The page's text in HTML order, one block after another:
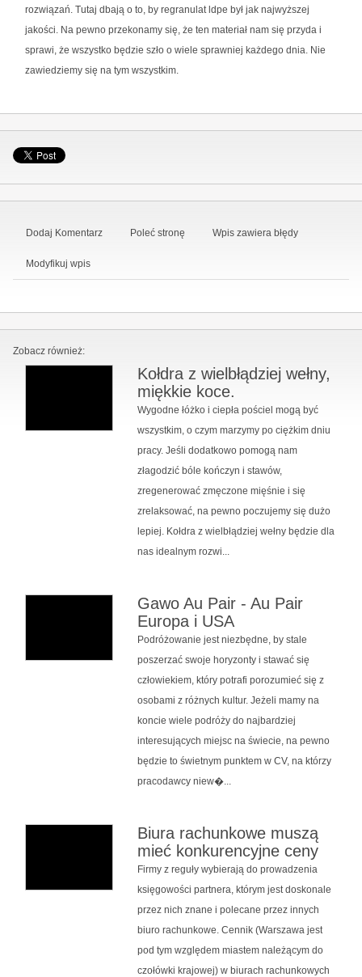
rozwiązań. Tutaj dbają o to, by regranulat ldpe był jak najwyższej
jakości. Na pewno przekonamy się, że ten materiał nam się przyda i
sprawi, że wszystko będzie szło o wiele sprawniej każdego dnia. Nie
zawiedziemy się na tym wszystkim.
Dodaj Komentarz Poleć stronę Wpis zawiera błędy
Modyfikuj wpis
Zobacz również:
Kołdra z wielbłądziej wełny,
miękkie koce.
Wygodne łóżko i ciepła pościel mogą być
wszystkim, o czym marzymy po ciężkim dniu
pracy. Jeśli dodatkowo pomogą nam
złagodzić bóle kończyn i stawów,
zregenerować zmęczone mięśnie i się
zrelaksować, na pewno poczujemy się dużo
lepiej. Kołdra z wielbłądziej wełny będzie dla
nas idealnym rozwi...
Gawo Au Pair - Au Pair
Europa i USA
Podróżowanie jest niezbędne, by stale
poszerzać swoje horyzonty i stawać się
człowiekiem, który potrafi porozumieć się z
osobami z różnych kultur. Jeżeli mamy na
koncie wiele podróży do najbardziej
interesujących miejsc na świecie, na pewno
będzie to świetnym punktem w CV, na którzy
pracodawcy niew�...
Biura rachunkowe muszą
mieć konkurencyjne ceny
Firmy z reguły wybierają do prowadzenia
księgowości partnera, którym jest doskonale
przez nich znane i polecane przez innych
biuro rachunkowe. Cennik (Warszawa jest
pod tym względem miastem należącym do
czołówki krajowej) w biurach rachunkowych